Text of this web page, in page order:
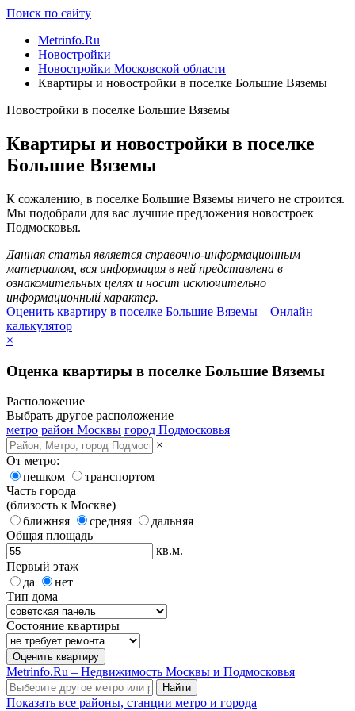
Поиск по сайту
Metrinfo.Ru
Новостройки
Новостройки Московской области
Квартиры и новостройки в поселке Большие Вяземы
Новостройки в поселке Большие Вяземы
Квартиры и новостройки в поселке
Большие Вяземы
К сожалению, в поселке Большие Вяземы ничего не строится.
Мы подобрали для вас лучшие предложения новостроек
Подмосковья.
Данная статья является справочно-информационным
материалом, вся информация в ней представлена в
ознакомительных целях и носит исключительно
информационный характер.
Оценить квартиру в поселке Большие Вяземы – Онлайн
калькулятор
×
Оценка квартиры в поселке Большие Вяземы
Расположение
Выбрать другое расположение
метро район Москвы город Подмосковья
×
От метро:
пешком
транспортом
Часть города
(близость к Москве)
ближняя
средняя
дальняя
Общая площадь
кв.м.
Первый этаж
да
нет
Тип дома
Состояние квартиры
Оценить квартиру
Metrinfo.Ru – Недвижимость Москвы и Подмосковья
Найти
Показать все районы, станции метро и города